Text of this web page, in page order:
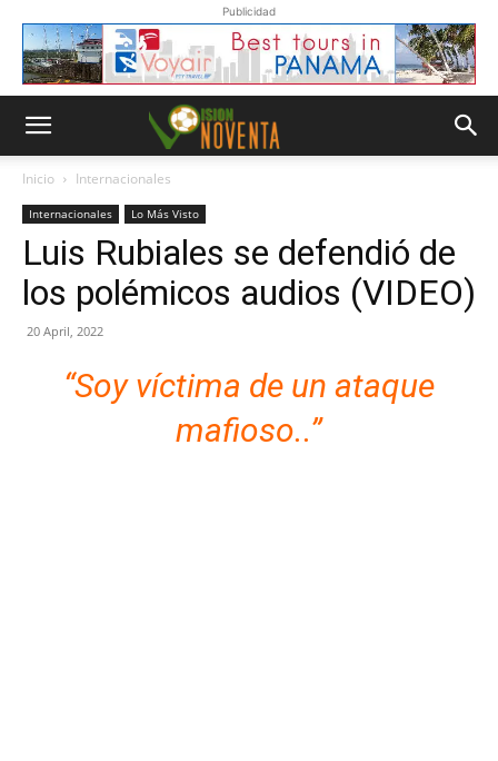
Publicidad
Inicio Internacionales
Internacionales Lo Más Visto
Luis Rubiales se defendió de
los polémicos audios (VIDEO)
20 April, 2022
“Soy víctima de un ataque
mafioso..”